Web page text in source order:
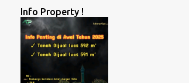
Info Property !